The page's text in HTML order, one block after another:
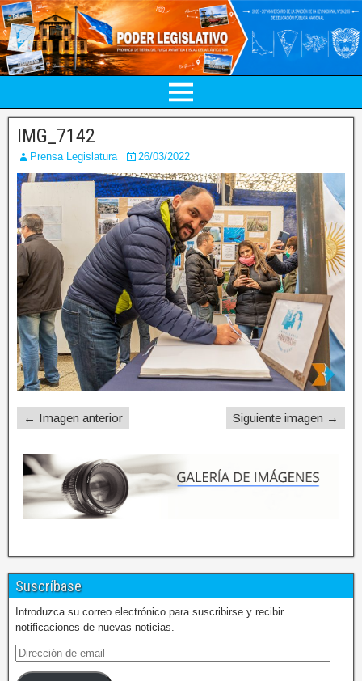
IMG_7142
Prensa Legislatura 26/03/2022
← Imagen anterior Siguiente imagen →
Suscríbase
Introduzca su correo electrónico para suscribirse y recibir
notificaciones de nuevas noticias.